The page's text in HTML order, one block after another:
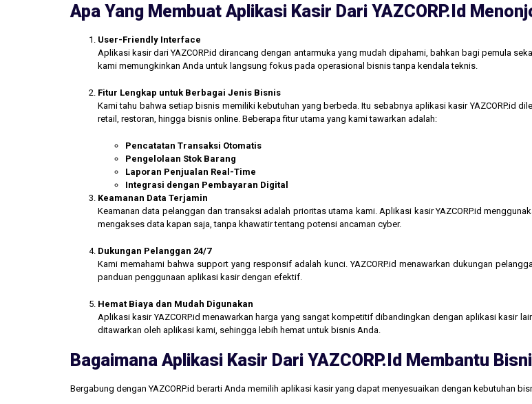
Apa Yang Membuat Aplikasi Kasir Dari YAZCORP.id
User-Friendly Interface
Aplikasi kasir dari YAZCORP.id dirancang dengan antarmuka yang mudah dipahami, bahkan bagi pemula
kami memungkinkan Anda untuk langsung fokus pada operasional bisnis tanpa kendala teknis.
Fitur Lengkap untuk Berbagai Jenis Bisnis
Kami tahu bahwa setiap bisnis memiliki kebutuhan yang berbeda. Itu sebabnya aplikasi kasir YAZCORP.id
retail, restoran, hingga bisnis online. Beberapa fitur utama yang kami tawarkan adalah:
Pencatatan Transaksi Otomatis
Pengelolaan Stok Barang
Laporan Penjualan Real-Time
Integrasi dengan Pembayaran Digital
Keamanan Data Terjamin
Keamanan data pelanggan dan transaksi adalah prioritas utama kami. Aplikasi kasir YAZCORP.id
mengakses data kapan saja, tanpa khawatir tentang potensi ancaman cyber.
Dukungan Pelanggan 24/7
Kami memahami bahwa support yang responsif adalah kunci. YAZCORP.id menawarkan dukungan
panduan penggunaan aplikasi kasir dengan efektif.
Hemat Biaya dan Mudah Digunakan
Aplikasi kasir YAZCORP.id menawarkan harga yang sangat kompetitif dibandingkan dengan aplikasi kasir
ditawarkan oleh aplikasi kami, sehingga lebih hemat untuk bisnis Anda.
Bagaimana Aplikasi Kasir Dari YAZCORP.id Membantu
Bergabung dengan YAZCORP.id berarti Anda memilih aplikasi kasir yang dapat menyesuaikan dengan kebutuhan